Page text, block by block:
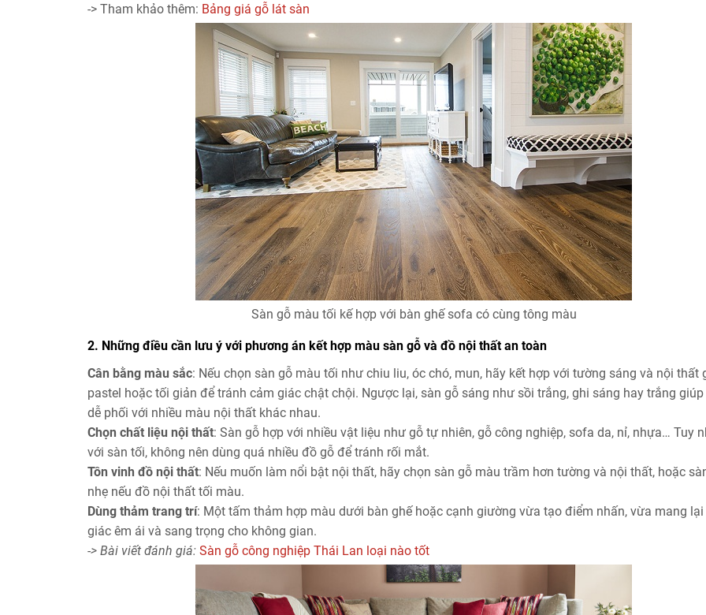
-> Tham khảo thêm: Bảng giá gỗ lát sàn
Sàn gỗ màu tối kế hợp với bàn ghế sofa có cùng tông màu
2. Những điều cần lưu ý với phương án kết hợp màu sàn gỗ và đồ nội thất an toàn
Cân bằng màu sắc: Nếu chọn sàn gỗ màu tối như chiu liu, óc chó, mun, hãy kết hợp với tường sáng và nội thất
pastel hoặc tối giản để tránh cảm giác chật chội. Ngược lại, sàn gỗ sáng như sồi trắng, ghi sáng hay trắng giúp
dễ phối với nhiều màu nội thất khác nhau.
Chọn chất liệu nội thất: Sàn gỗ hợp với nhiều vật liệu như gỗ tự nhiên, gỗ công nghiệp, sofa da, nỉ, nhựa… Tuy
với sàn tối, không nên dùng quá nhiều đồ gỗ để tránh rối mắt.
Tôn vinh đồ nội thất: Nếu muốn làm nổi bật nội thất, hãy chọn sàn gỗ màu trầm hơn tường và nội thất, hoặc
nhẹ nếu đồ nội thất tối màu.
Dùng thảm trang trí: Một tấm thảm hợp màu dưới bàn ghế hoặc cạnh giường vừa tạo điểm nhấn, vừa mang lại
giác êm ái và sang trọng cho không gian.
-> Bài viết đánh giá: Sàn gỗ công nghiệp Thái Lan loại nào tốt